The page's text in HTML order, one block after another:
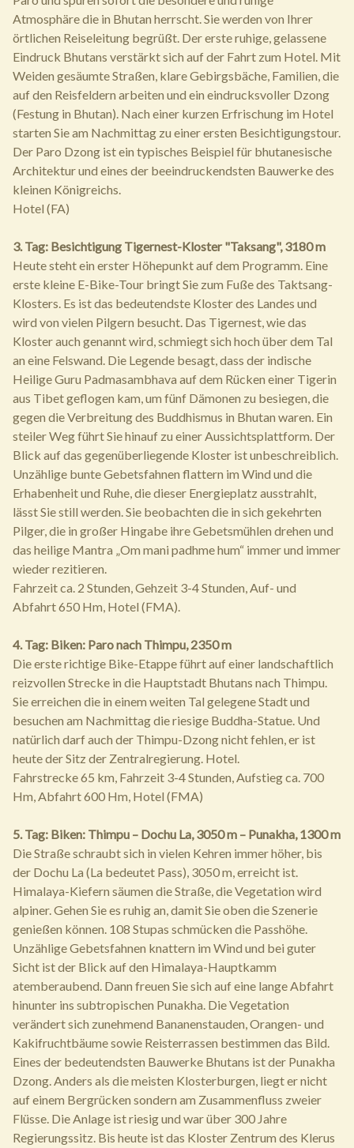
Atmosphäre die in Bhutan herrscht. Sie werden von Ihrer
örtlichen Reiseleitung begrüßt. Der erste ruhige, gelassene
Eindruck Bhutans verstärkt sich auf der Fahrt zum Hotel. Mit
Weiden gesäumte Straßen, klare Gebirgsbäche, Familien, die
auf den Reisfeldern arbeiten und ein eindrucksvoller Dzong
(Festung in Bhutan). Nach einer kurzen Erfrischung im Hotel
starten Sie am Nachmittag zu einer ersten Besichtigungstour.
Der Paro Dzong ist ein typisches Beispiel für bhutanesische
Architektur und eines der beeindruckendsten Bauwerke des
kleinen Königreichs.
Hotel (FA)
3. Tag: Besichtigung Tigernest-Kloster "Taksang", 3180 m
Heute steht ein erster Höhepunkt auf dem Programm. Eine
erste kleine E-Bike-Tour bringt Sie zum Fuße des Taktsang-
Klosters. Es ist das bedeutendste Kloster des Landes und
wird von vielen Pilgern besucht. Das Tigernest, wie das
Kloster auch genannt wird, schmiegt sich hoch über dem Tal
an eine Felswand. Die Legende besagt, dass der indische
Heilige Guru Padmasambhava auf dem Rücken einer Tigerin
aus Tibet geflogen kam, um fünf Dämonen zu besiegen, die
gegen die Verbreitung des Buddhismus in Bhutan waren. Ein
steiler Weg führt Sie hinauf zu einer Aussichtsplattform. Der
Blick auf das gegenüberliegende Kloster ist unbeschreiblich.
Unzählige bunte Gebetsfahnen flattern im Wind und die
Erhabenheit und Ruhe, die dieser Energieplatz ausstrahlt,
lässt Sie still werden. Sie beobachten die in sich gekehrten
Pilger, die in großer Hingabe ihre Gebetsmühlen drehen und
das heilige Mantra „Om mani padhme hum“ immer und immer
wieder rezitieren.
Fahrzeit ca. 2 Stunden, Gehzeit 3-4 Stunden, Auf- und
Abfahrt 650 Hm, Hotel (FMA).
4. Tag: Biken: Paro nach Thimpu, 2350 m
Die erste richtige Bike-Etappe führt auf einer landschaftlich
reizvollen Strecke in die Hauptstadt Bhutans nach Thimpu.
Sie erreichen die in einem weiten Tal gelegene Stadt und
besuchen am Nachmittag die riesige Buddha-Statue. Und
natürlich darf auch der Thimpu-Dzong nicht fehlen, er ist
heute der Sitz der Zentralregierung. Hotel.
Fahrstrecke 65 km, Fahrzeit 3-4 Stunden, Aufstieg ca. 700
Hm, Abfahrt 600 Hm, Hotel (FMA)
5. Tag: Biken: Thimpu – Dochu La, 3050 m – Punakha, 1300 m
Die Straße schraubt sich in vielen Kehren immer höher, bis
der Dochu La (La bedeutet Pass), 3050 m, erreicht ist.
Himalaya-Kiefern säumen die Straße, die Vegetation wird
alpiner. Gehen Sie es ruhig an, damit Sie oben die Szenerie
genießen können. 108 Stupas schmücken die Passhöhe.
Unzählige Gebetsfahnen knattern im Wind und bei guter
Sicht ist der Blick auf den Himalaya-Hauptkamm
atemberaubend. Dann freuen Sie sich auf eine lange Abfahrt
hinunter ins subtropischen Punakha. Die Vegetation
verändert sich zunehmend Bananenstauden, Orangen- und
Kakifruchtbäume sowie Reisterrassen bestimmen das Bild.
Eines der bedeutendsten Bauwerke Bhutans ist der Punakha
Dzong. Anders als die meisten Klosterburgen, liegt er nicht
auf einem Bergrücken sondern am Zusammenfluss zweier
Flüsse. Die Anlage ist riesig und war über 300 Jahre
Regierungssitz. Bis heute ist das Kloster Zentrum des Klerus